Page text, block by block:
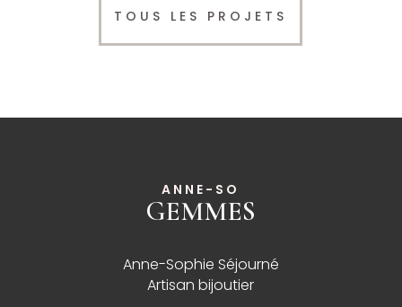
TOUS LES PROJETS
ANNE-SO
GEMMES
Anne-Sophie Séjourné
Artisan bijoutier